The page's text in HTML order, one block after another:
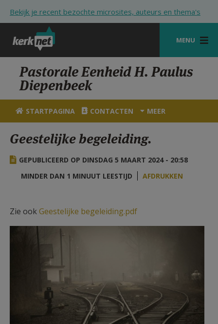
Bekijk je recent bezochte microsites, auteurs en thema's
MENU
STARTPAGINA
KERK
VIERINGEN
ZOEKEN
MIJN PAROCHIE
AANMELDEN OF REGISTREREN
Pastorale Eenheid H. Paulus
Diepenbeek
STARTPAGINA CONTACTEN MEER
Geestelijke begeleiding.
GEPUBLICEERD OP DINSDAG 5 MAART 2024 - 20:58
MINDER DAN 1 MINUUT LEESTIJD
AFDRUKKEN
Zie ookGeestelijke begeleiding.pdf